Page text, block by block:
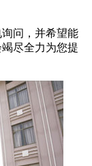
问，并希望能
尽全力为您提